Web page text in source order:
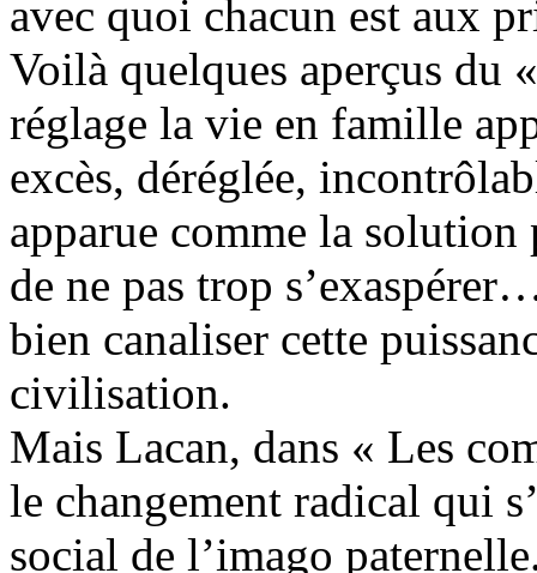
avec quoi chacun est aux
Voilà quelques aperçus du
réglage la vie en famille
excès, déréglée,
apparue comme la solution
de ne pas trop
bien canaliser cette
civilisation.
Mais Lacan, dans « Les
le changement radical qui
social de l’imago